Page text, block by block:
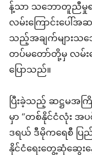
န့်သာ သဘောတူညီမှုရရှိခဲ့
လမ်းကြောင်းပေါ်အ
သည့်အချက်များသဘ
တပ်မတော်တို့မှ လမ်းက
ပြောသည်။
ပြီးခဲ့သည့် ဆဋ္ဌမအ
မှာ “တစ်နိုင်ငံလုံး အပ
ဒရယ် ဒီမိုကရေစီ ပ
နိုင်ငံရေးတွေ့ဆုံဆွေးနွ